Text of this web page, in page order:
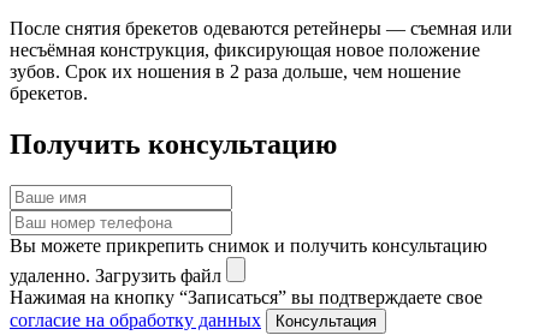
После снятия брекетов одеваются ретейнеры — съемная или
несъёмная конструкция, фиксирующая новое положение
зубов. Срок их ношения в 2 раза дольше, чем ношение
брекетов.
Получить консультацию
Вы можете прикрепить снимок и получить консультацию
удаленно. Загрузить файл
Нажимая на кнопку “Записаться” вы подтверждаете свое
согласие на обработку данных